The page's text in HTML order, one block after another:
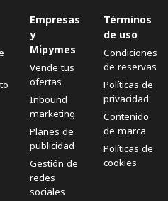
Empresas
y
Mipymes
Vende tus
ofertas
Inbound
marketing
Planes de
publicidad
Gestión de
redes
sociales
Términos
de uso
Condiciones
de reservas
Políticas de
privacidad
Contenido
de marca
Políticas de
cookies